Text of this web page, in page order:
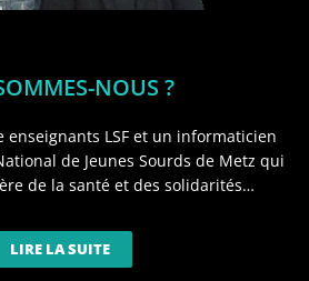
NOUS ?
enseignants LSF et un informaticien
de Jeunes Sourds de Metz qui
de la santé et des solidarités…
LIRE LA SUITE